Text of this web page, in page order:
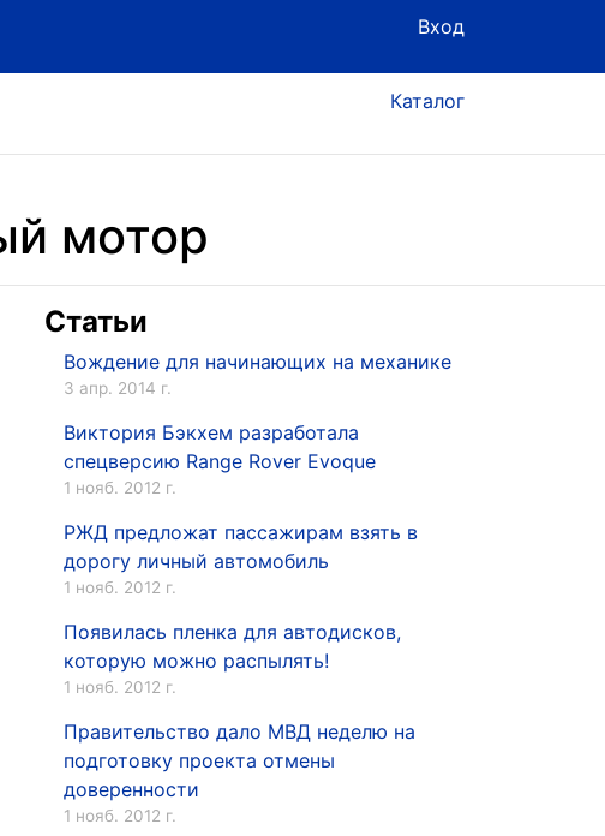
Вход
Каталог
мотор
Статьи
Вождение для начинающих на механике
3 апр. 2014 г.
Виктория Бэкхем разработала
спецверсию Range Rover Evoque
1 нояб. 2012 г.
РЖД предложат пассажирам взять в
дорогу личный автомобиль
1 нояб. 2012 г.
Появилась пленка для автодисков,
которую можно распылять!
1 нояб. 2012 г.
Правительство дало МВД неделю на
подготовку проекта отмены
доверенности
1 нояб. 2012 г.